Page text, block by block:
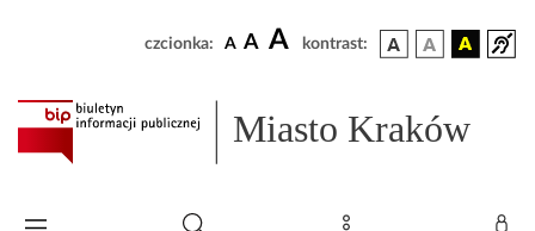
czcionka: A A A kontrast:
Miasto Kraków